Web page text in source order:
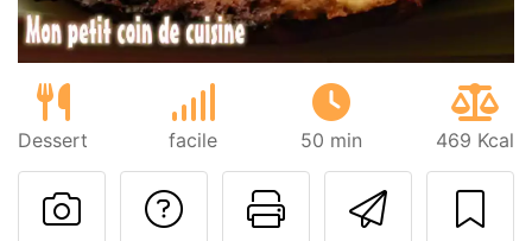
Dessert facile 50 min 469 Kcal
Imprimer
Poser une